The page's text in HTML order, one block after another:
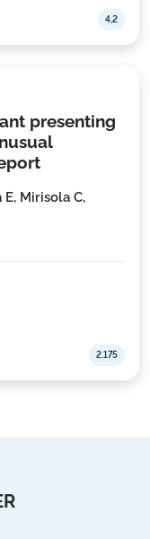
4,2
2.175
presenting
Mirisola C,